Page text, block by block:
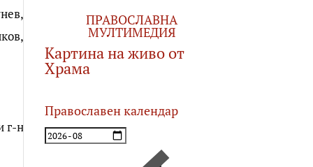
г-н
ПРАВОСЛАВНА
МУЛТИМЕДИЯ
Картина на живо от
Храма
Православен календар